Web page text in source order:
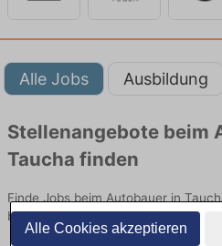
Alle Cookies akzeptieren
Alle Jobs Ausbildung
Stellenangebote beim
Taucha finden
Finde Jobs beim Autobauer in
bewerben!